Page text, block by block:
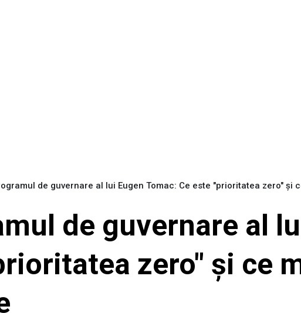
de guvernare al lui Eugen Tomac: Ce este "prioritatea zero" și
de guvernare al
zero" și ce